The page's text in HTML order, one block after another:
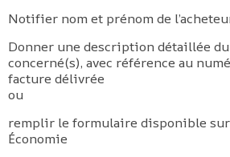
Notifier nom et prénom de
Donner une description détaillée
concerné(s), avec référence au
facture délivrée
ou
remplir le formulaire disponible sur
Économie